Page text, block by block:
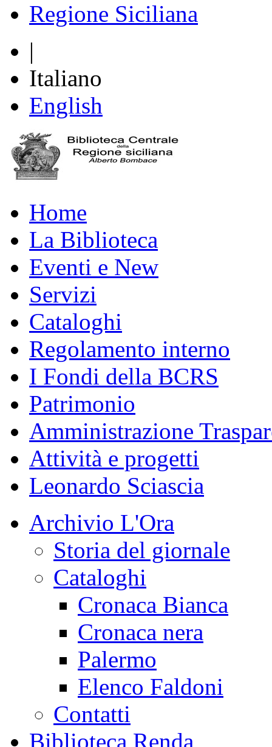
Regione Siciliana
|
Italiano
English
Home
La Biblioteca
Eventi e New
Servizi
Cataloghi
Regolamento interno
I Fondi della BCRS
Patrimonio
Amministrazione
Attività e progetti
Leonardo Sciascia
Archivio L'Ora
Storia del giornale
Cataloghi
Cronaca Bianca
Cronaca nera
Palermo
Elenco Faldoni
Contatti
Biblioteca Renda